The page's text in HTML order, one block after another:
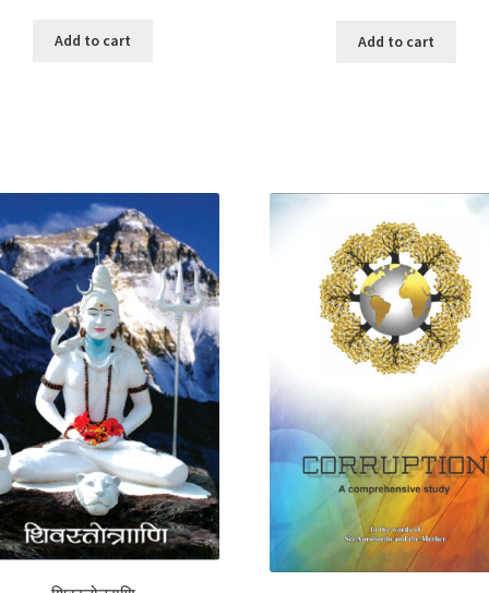
was:
Add to cart
was:
Add to cart